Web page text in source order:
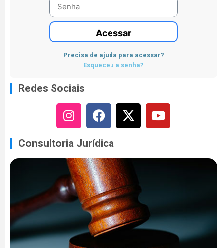
Acessar
Precisa de ajuda para acessar?
Esqueceu a senha?
Redes Sociais
Consultoria Jurídica